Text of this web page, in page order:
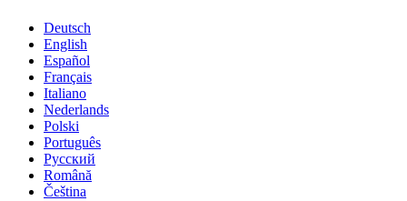
Deutsch
English
Español
Français
Italiano
Nederlands
Polski
Português
Pусский
Română
Čeština